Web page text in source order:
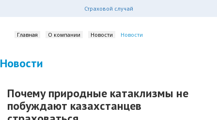
Страховой случай
Главная О компании Новости Новости
Новости
Почему природные катаклизмы не
побуждают казахстанцев